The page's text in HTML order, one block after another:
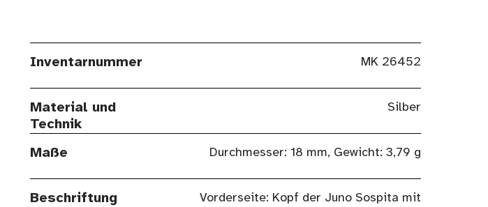
Inventarnummer MK 26452
Material und
Technik
Silber
Maße Durchmesser: 18 mm, Gewicht: 3,79 g
Beschriftung
Vorderseite: Kopf der Juno Sospita mit